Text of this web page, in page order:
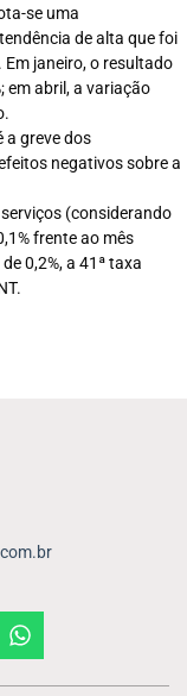
se uma
de alta que foi
janeiro, o resultado
em abril, a variação
a greve dos
negativos sobre a
(considerando
frente ao mês
0,2%, a 41ª taxa